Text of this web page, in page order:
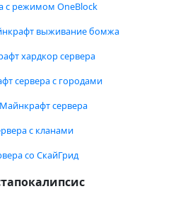
с режимом OneBlock
выживание бомжа
хардкор сервера
сервера с городами
сервера
с кланами
со СкайГрид